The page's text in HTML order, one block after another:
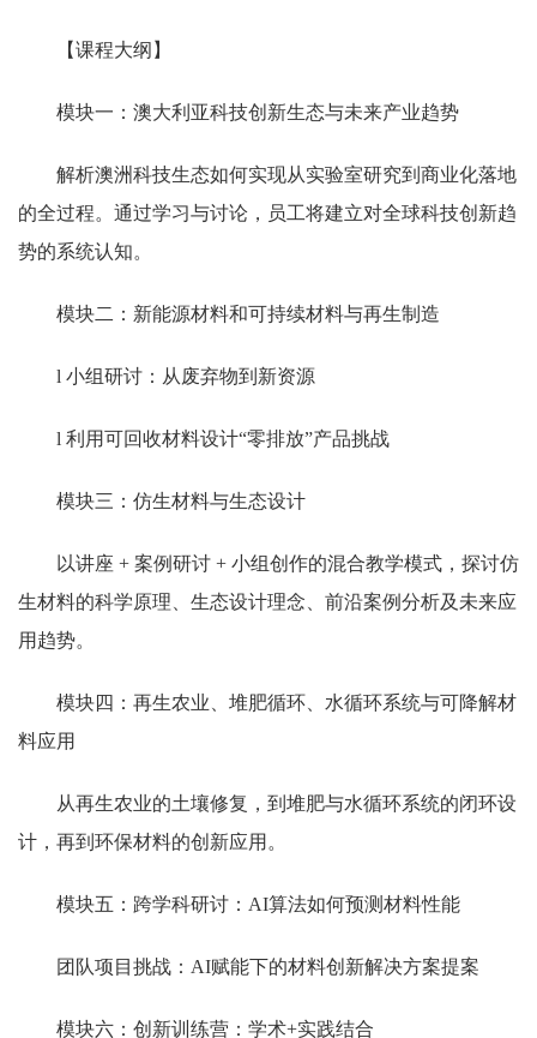
【课程大纲】
模块一：澳大利亚科技创新生态与未来产业趋势
解析澳洲科技生态如何实现从实验室研究到商业化落地
的全过程。通过学习与讨论，员工将建立对全球科技创新趋
势的系统认知。
模块二：新能源材料和可持续材料与再生制造
l 小组研讨：从废弃物到新资源
l 利用可回收材料设计“零排放”产品挑战
模块三：仿生材料与生态设计
以讲座 + 案例研讨 + 小组创作的混合教学模式，探讨仿
生材料的科学原理、生态设计理念、前沿案例分析及未来应
用趋势。
模块四：再生农业、堆肥循环、水循环系统与可降解材
料应用
从再生农业的土壤修复，到堆肥与水循环系统的闭环设
计，再到环保材料的创新应用。
模块五：跨学科研讨：AI算法如何预测材料性能
团队项目挑战：AI赋能下的材料创新解决方案提案
模块六：创新训练营：学术+实践结合